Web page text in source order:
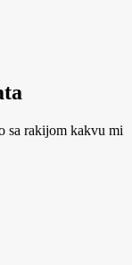
sa rakijom kakvu mi